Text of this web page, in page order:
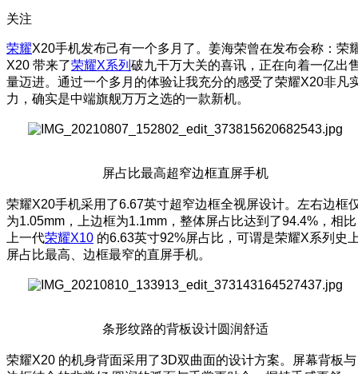
关注
荣耀X20手机发布己有一个多月了。姜海荣曾在发布会称：荣
X20 带来了荣耀X系列 破九干万大关的喜讯，正在向着一亿出
量迈进。通过一个多月的体验让我充分的感受了荣耀X20非凡
力，确实是中端旗舰万万之选的一款新机。
屏占比最高超窄边框直屏手机
荣耀X20手机采用了6.67英寸超窄边框全视屏设计。左右边框
为1.05mm，上边框为1.1mm，整体屏占比达到了94.4%，相比
上一代荣耀X10 的6.63英寸92%屏占比，可谓是荣耀X系列史
屏占比最高、边框最窄的直屏手机。
条形纹路的背板设计圆润舒适
荣耀X20 的机身背面采用了3D双曲面的设计方案。屏幕背板与